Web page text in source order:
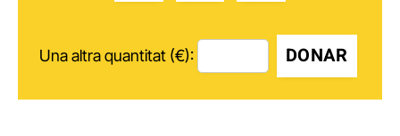
Una altra quantitat (€): DONAR